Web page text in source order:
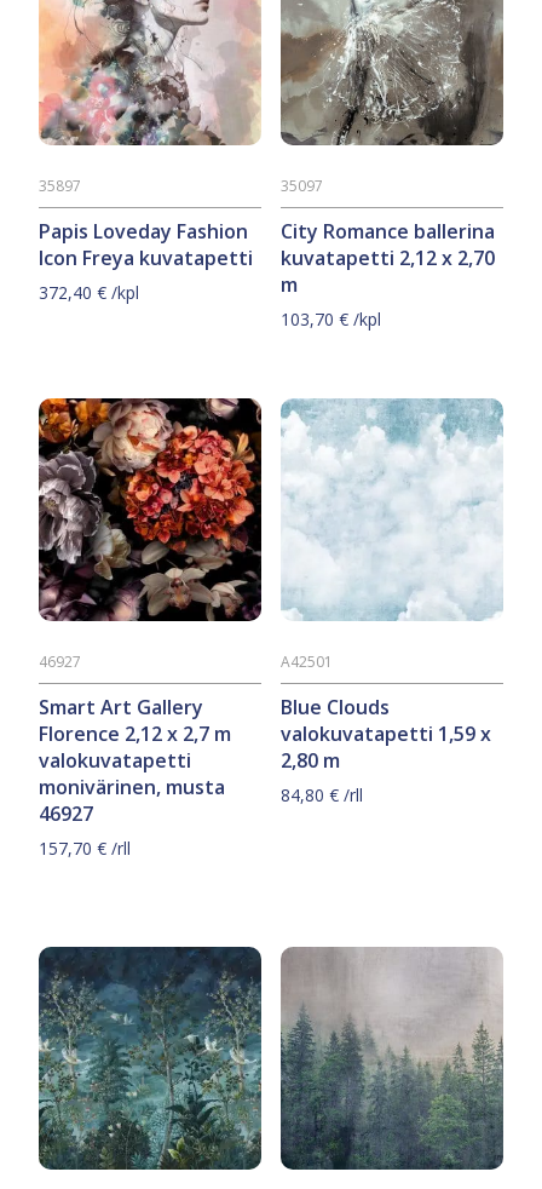
tekevät tilasta näyttävän ja vangitsevan, ja ne
sopivat erityisen hyvin tehosteseinille tai isommille
pinnoille. Valikoimastamme löytyy niin
luonnonläheisiä maisemia, urbaania
kaupunkikuvaa kuin abstrakteja taideteoksiakin,
jotka tuovat tilaan lisää syvyyttä ja visuaalista
valinta, kun haluat tehdä tilasta huomion
keskipisteen.
Papis Loveday Fashion
Icon Freya kuvatapetti
35897
372,40 € /kpl
City Romance ballerina
kuvatapetti 2,12 x 2,70
m
35097
103,70 €/kpl
Smart Art Gallery
Florence 2,12 x 2,7 m
valokuvatapetti
monivärinen, musta
46927
46927
157,70 € /rll
Blue Clouds
valokuvatapetti 1,59 x
2,80 m
A42501
84,80 €/rll